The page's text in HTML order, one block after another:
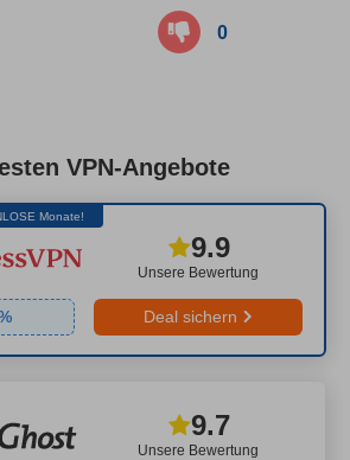
0
VPN-Angebote
Monate!
Unsere Bewertung
9.9
Deal sichern
Unsere Bewertung
9.7